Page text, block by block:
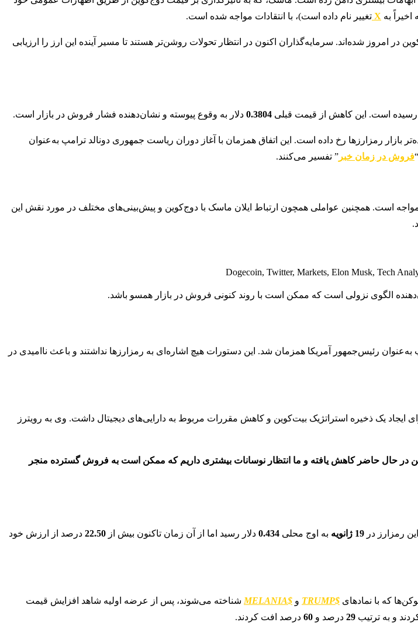
به X تغییر نام داده است)، با انتقادات مواجه شده است.
امروز شده‌اند. سرمایه‌گذاران اکنون در انتظار تحولات روشن‌تر هستند تا مسیر آینده این ارز را ارزیابی
رسیده است. این کاهش از قیمت قبلی 0.3804 دلار به وقوع پیوسته و نشان‌دهنده فشار فروش در بازار است.
بازار رمزارزها رخ داده است. این اتفاق همزمان با آغاز دوران ریاست جمهوری دونالد ترامپ به‌عنوان
فروش در زمان خبر ” تفسیر می‌کنند.
است. همچنین عواملی همچون ارتباط ایلان ماسک با دوج‌کوین و پیش‌بینی‌های مختلف در مورد نقش این
الگوی نزولی است که ممکن است با روند کنونی فروش در بازار همسو باشد.
رئیس‌جمهور آمریکا همزمان شد. این دستورات هیچ اشاره‌ای به رمزارزها نداشتند و باعث ناامیدی در
برای ایجاد یک ذخیره استراتژیک بیت‌کوین و کاهش مقررات مربوط به دارایی‌های دیجیتال داشت. وی به رویترز
در حال حاضر کاهش یافته و ما انتظار نوسانات بیشتری داریم که ممکن است به فروش گسترده منجر
رمزارز در 19 ژانویه به اوج محلی 0.434 دلار رسید اما از آن زمان تاکنون بیش از 22.50 درصد از ارزش خود
که با نمادهای $TRUMP و $MELANIA
شناخته می‌شوند، پس از عرضه اولیه شاهد افزایش قیمت
و به ترتیب 29 درصد و 60 درصد افت کردند.